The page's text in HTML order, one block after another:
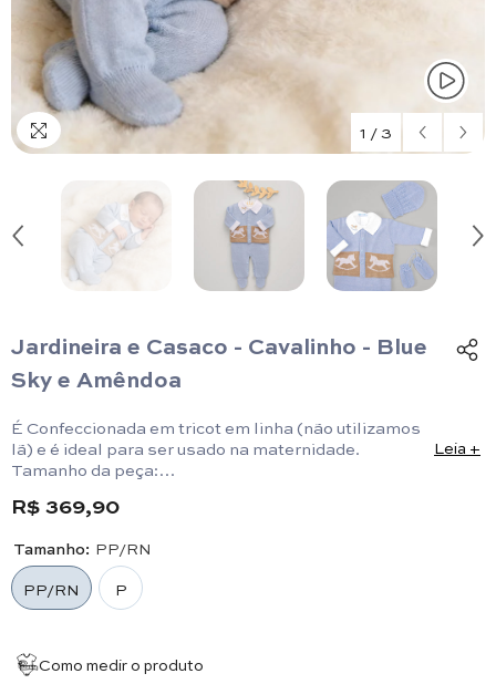
1 /3
Jardineira e Casaco - Cavalinho - Blue
Sky e Amêndoa
É Confeccionada em tricot em linha (não utilizamos
lã) e é ideal para ser usado na maternidade.
Tamanho da peça:
Casaco: RN: 24cm x 21cm/ P: 27cm x 21cm.
Leia +
R$ 369,90
Tamanho: PP/RN
PP/RN
P
Como medir o produto